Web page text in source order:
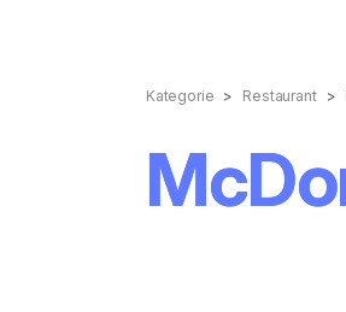
Kategorie Restaurant